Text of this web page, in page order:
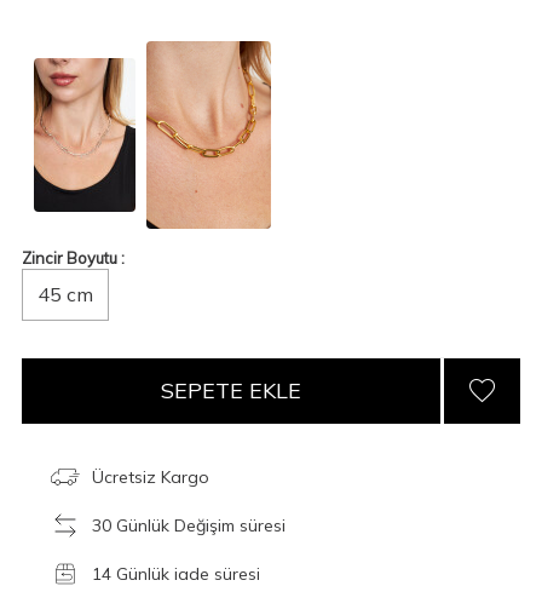
Zincir Boyutu :
45 cm
SEPETE EKLE
Ücretsiz Kargo
30 Günlük Değişim süresi
14 Günlük iade süresi